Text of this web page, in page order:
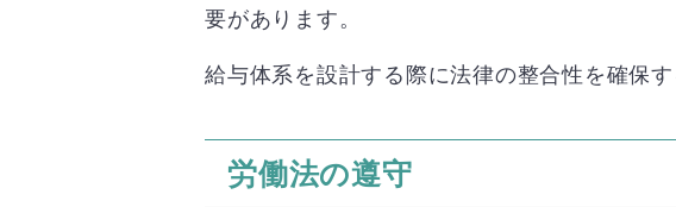
要があります。
給与体系を設計する際に法律の整合性を確保
労働法の遵守